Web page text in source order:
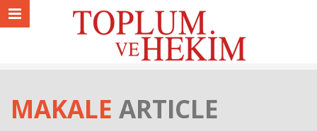
MAKALE ARTICLE